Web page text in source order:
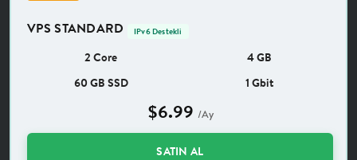
VPS STANDARD IPv6 Destekli
2 Core
4 GB
60 GB SSD
1 Gbit
$6.99 /Ay
SATIN AL